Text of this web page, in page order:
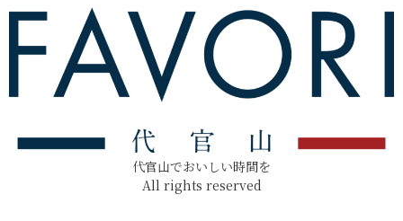
代官山でおいしい時間を
All rights reserved